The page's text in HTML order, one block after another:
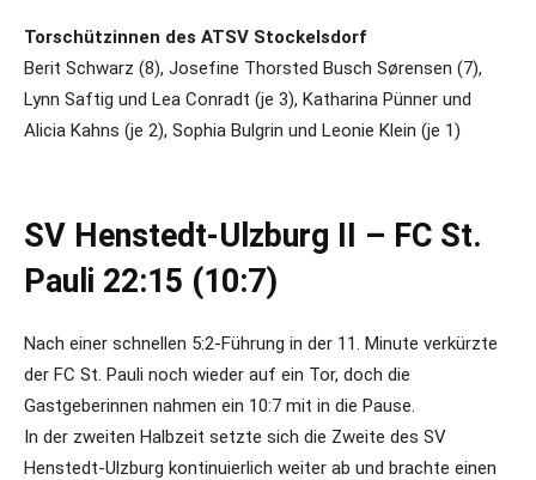
Torschützinnen des ATSV Stockelsdorf
Berit Schwarz (8), Josefine Thorsted Busch Sørensen (7),
Lynn Saftig und Lea Conradt (je 3), Katharina Pünner und
Alicia Kahns (je 2), Sophia Bulgrin und Leonie Klein (je 1)
SV Henstedt-Ulzburg II – FC St.
Pauli 22:15 (10:7)
Nach einer schnellen 5:2-Führung in der 11. Minute verkürzte
der FC St. Pauli noch wieder auf ein Tor, doch die
Gastgeberinnen nahmen ein 10:7 mit in die Pause.
In der zweiten Halbzeit setzte sich die Zweite des SV
Henstedt-Ulzburg kontinuierlich weiter ab und brachte einen